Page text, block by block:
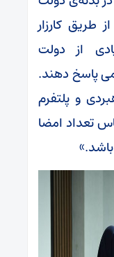
کارزار
از دولت
پاسخ دهند.
و پلتفرم
تعداد امضا